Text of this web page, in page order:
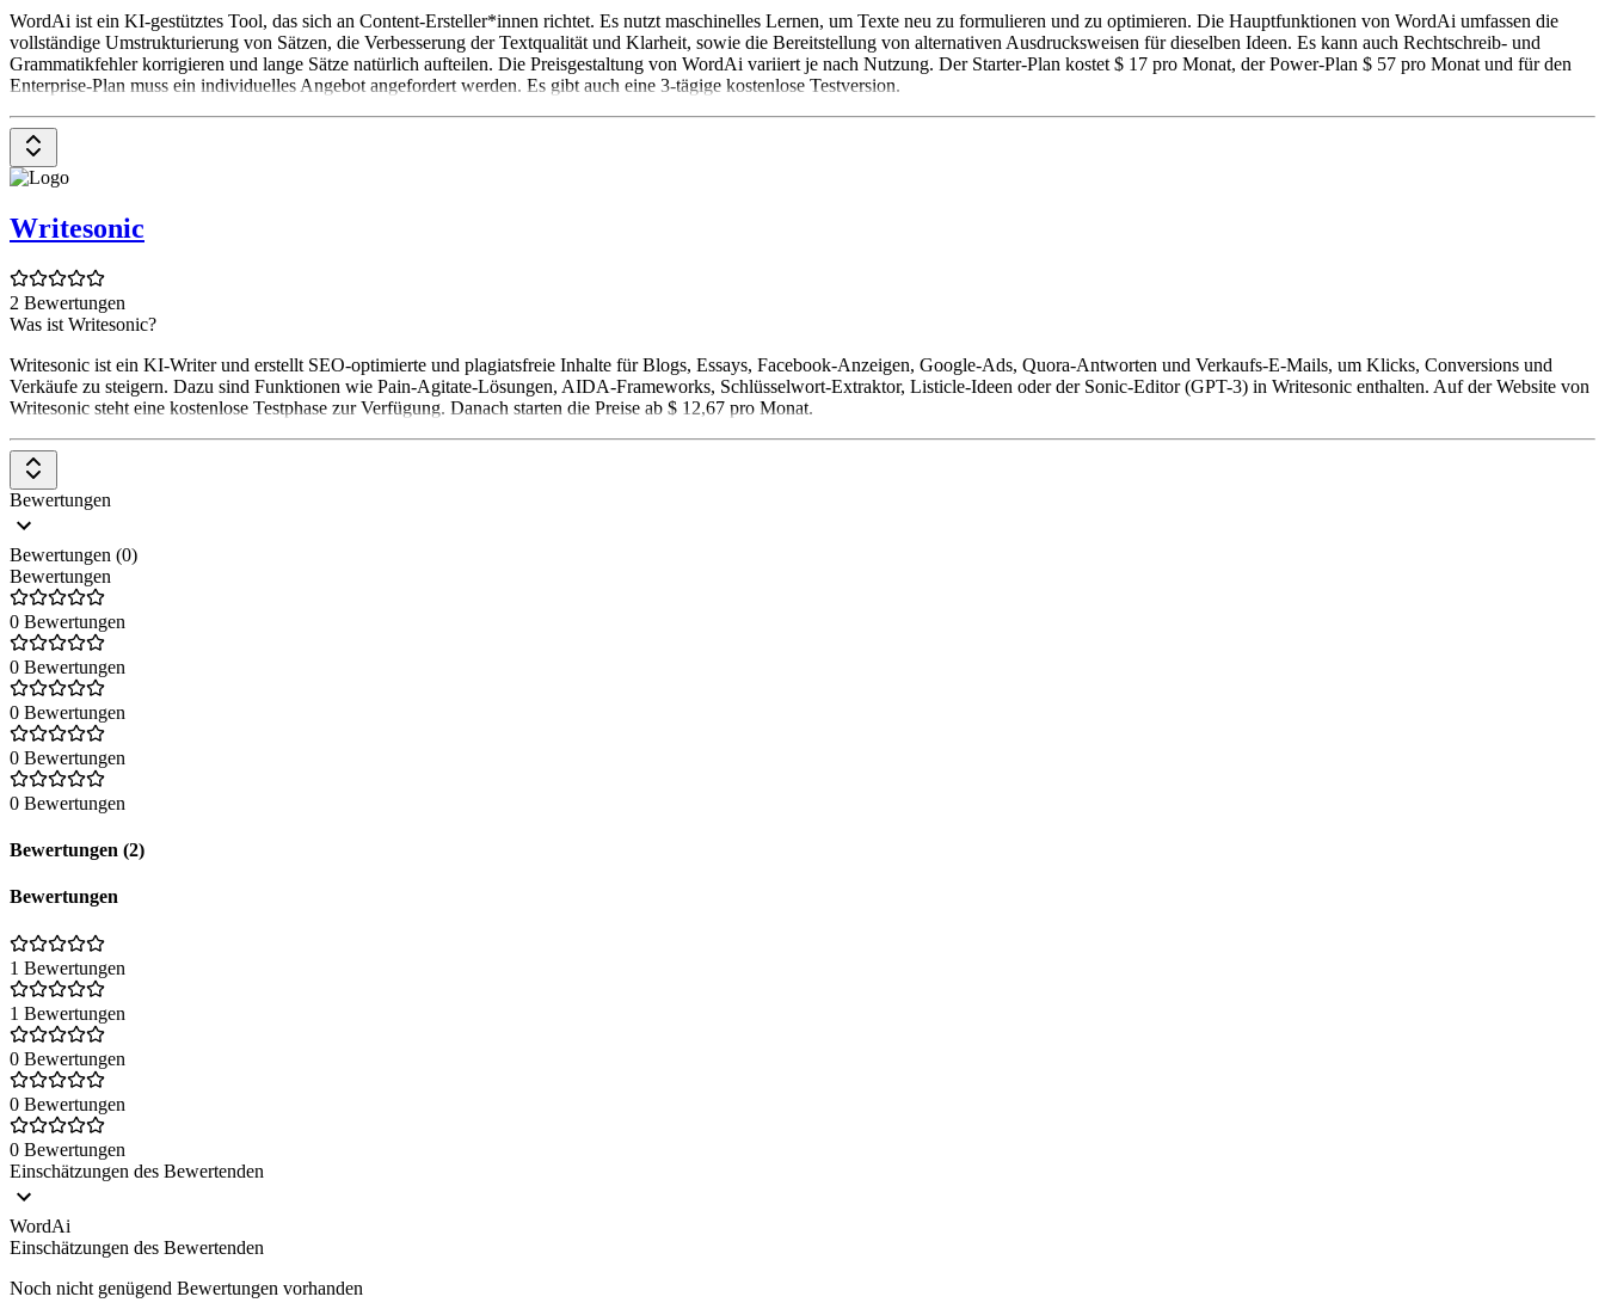
WordAi ist ein KI-gestütztes Tool, das sich an Content-Ersteller*innen richtet. Es nutzt maschinelles Lernen, um Texte neu zu formulieren und zu optimieren. Die Hauptfunktionen von WordAi umfassen die
vollständige Umstrukturierung von Sätzen, die Verbesserung der Textqualität und Klarheit, sowie die Bereitstellung von alternativen Ausdrucksweisen für dieselben Ideen. Es kann auch Rechtschreib- und
Grammatikfehler korrigieren und lange Sätze natürlich aufteilen. Die Preisgestaltung von WordAi variiert je nach Nutzung. Der Starter-Plan kostet $ 17 pro Monat, der Power-Plan $ 57 pro Monat und für den
Enterprise-Plan muss ein individuelles Angebot angefordert werden. Es gibt auch eine 3-tägige kostenlose Testversion.
Writesonic
2 Bewertungen
Was ist Writesonic?
Writesonic ist ein KI-Writer und erstellt SEO-optimierte und plagiatsfreie Inhalte für Blogs, Essays, Facebook-Anzeigen, Google-Ads, Quora-Antworten und Verkaufs-E-Mails, um Klicks, Conversions und
Verkäufe zu steigern. Dazu sind Funktionen wie Pain-Agitate-Lösungen, AIDA-Frameworks, Schlüsselwort-Extraktor, Listicle-Ideen oder der Sonic-Editor (GPT-3) in Writesonic enthalten. Auf der Website von
Writesonic steht eine kostenlose Testphase zur Verfügung. Danach starten die Preise ab $ 12,67 pro Monat.
Bewertungen
Bewertungen (0)
Bewertungen
0 Bewertungen
0 Bewertungen
0 Bewertungen
0 Bewertungen
0 Bewertungen
Bewertungen (2)
Bewertungen
1 Bewertungen
1 Bewertungen
0 Bewertungen
0 Bewertungen
0 Bewertungen
Einschätzungen des Bewertenden
WordAi
Einschätzungen des Bewertenden
Noch nicht genügend Bewertungen vorhanden